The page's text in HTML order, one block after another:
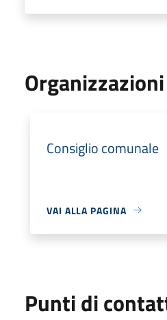
Organizzazioni
Consiglio comunale
VAI ALLA PAGINA
Punti di